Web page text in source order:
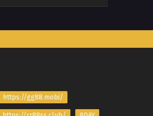
https://gg88.mobi/